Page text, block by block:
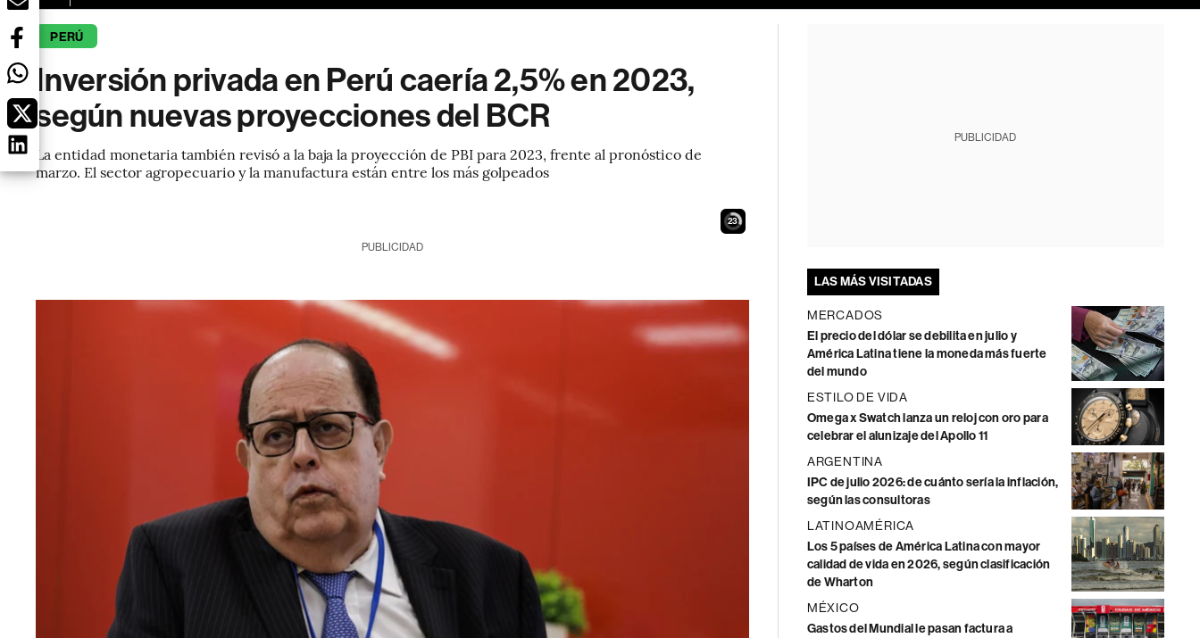
PERÚ
Inversión privada en Perú caería 2,5% en 2023,
según nuevas proyecciones del BCR
La entidad monetaria también revisó a la baja la proyección de PBI para 2023, frente al pronóstico de
marzo. El sector agropecuario y la manufactura están entre los más golpeados
22
PUBLICIDAD
PUBLICIDAD
LAS MÁS VISITADAS
MERCADOS
El precio del dólar se debilita en julio y
América Latina tiene la moneda más fuerte
del mundo
ESTILO DE VIDA
Omega x Swatch lanza un reloj con oro para
celebrar el alunizaje del Apollo 11
ARGENTINA
IPC de julio 2026: de cuánto sería la inflación,
según las consultoras
LATINOAMÉRICA
Los 5 países de América Latina con mayor
calidad de vida en 2026, según clasificación
de Wharton
MÉXICO
Gastos del Mundial le pasan factura a